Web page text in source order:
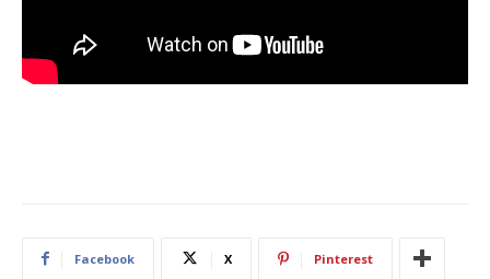
Facebook X Pinterest